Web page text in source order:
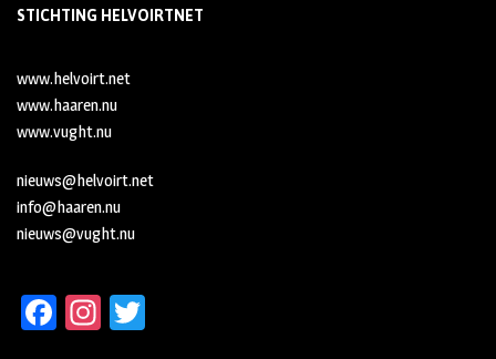
STICHTING HELVOIRTNET
www.helvoirt.net
www.haaren.nu
www.vught.nu
nieuws@helvoirt.net
info@haaren.nu
nieuws@vught.nu
Fa In